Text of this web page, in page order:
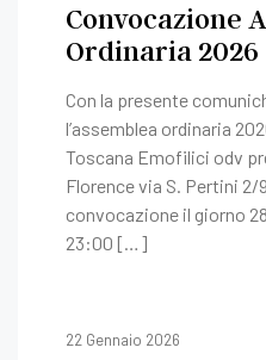
Convocazione
Ordinaria 2026
Con la presente
l’assemblea ordinaria
Toscana Emofilici odv
Florence via S. Pertini 2/
convocazione il giorno
23:00 […]
22 Gennaio 2026